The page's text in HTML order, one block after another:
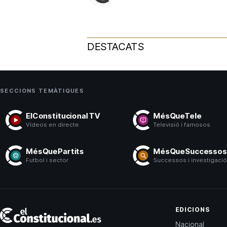
DESTACATS
SECCIONS TEMÀTIQUES
ElConstitucional TV
Vídeos en directe
MésQueTele
Televisió i famosos
MésQuePartits
Futbol i sector
MésQueSuccessos
Successos i investigació
Constitucional
EDICIONS
Nacional